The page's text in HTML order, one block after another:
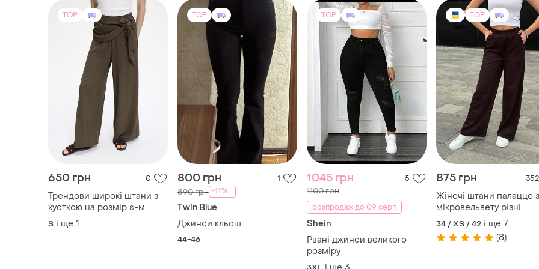
TOP
650 грн 0
Трендови широкі штани з
хусткою на розмір s-м
S і ще 1
TOP
800 грн 1
890 грн -11%
Twin Blue
Джинси кльош
44-46
TOP
1045 грн 5
1100 грн
розпродаж до 09 серп
Shein
Рвані джинси великого
розміру
TOP
875 грн 352
Жіночі штани палаццо з
мікровельвету різні
кольори 42-56 xs-4xl
34 / XS / 42 і ще 7
(8)